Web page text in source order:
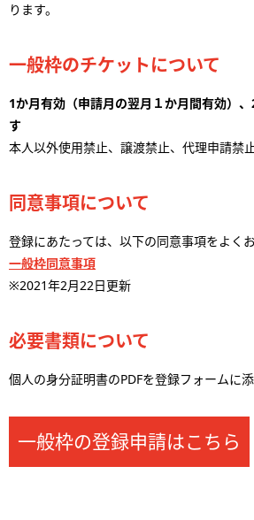
ります。
一般枠のチケットについて
1か月有効（申請月の翌月１か月間有効）
す
本人以外使用禁止、譲渡禁止、代理申請禁
同意事項について
登録にあたっては、以下の同意事項をよく
一般枠同意事項
※2021年2月22日更新
必要書類について
個人の身分証明書のPDFを登録フォームに添
一般枠の登録申請はこちら